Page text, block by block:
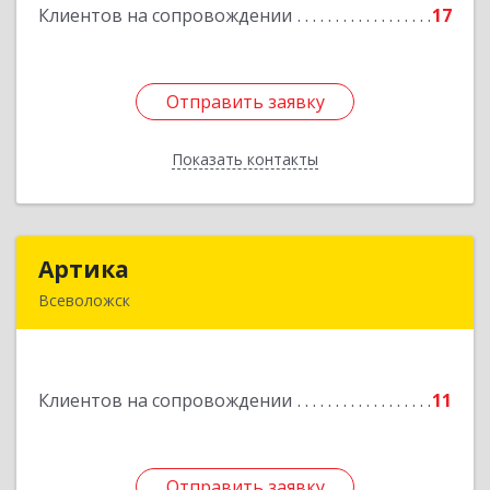
Клиентов на сопровождении 17
Отправить заявку
Показать контакты
Отправить заявку
Назад
Артика
Всеволожск
Клиентов на сопровождении 11
Подробнее